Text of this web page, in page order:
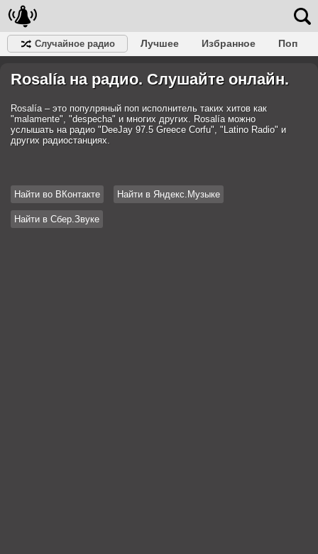
Случайное радио Лучшее Избранное
Поп
Разговорное
Рэп Транс Дип-хаус
Фолк
Rosalía на радио. Слушайте онлайн.
Rosalía – это популряный поп исполнитель таких хитов как
"malamente", "despecha" и многих других. Rosalía можно
услышать на радио "DeeJay 97.5 Greece Corfu", "Latino Radio" и
других радиостанциях.
Найти во ВКонтакте Найти в Яндекс.Музыке
Найти в Сбер.Звуке